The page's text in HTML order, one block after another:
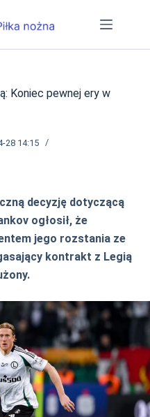
Koniec pewnej ery w
28 14:15
decyzję dotyczącą
ogłosił, że
jego rozstania ze
kontrakt z Legią